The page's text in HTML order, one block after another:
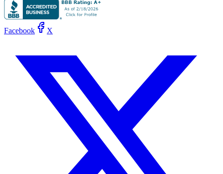
Facebook X